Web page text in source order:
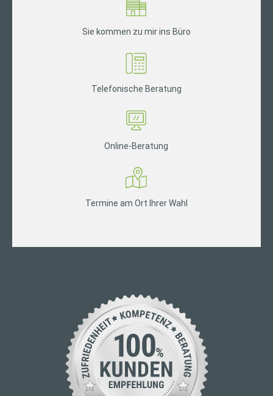
Sie kommen zu mir ins Büro
Telefonische Beratung
Online-Beratung
Termine am Ort Ihrer Wahl